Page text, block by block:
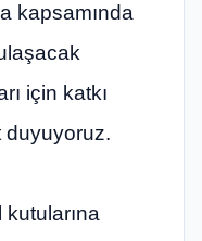
kapsamında
için katkı
duyuyoruz.
kutularına